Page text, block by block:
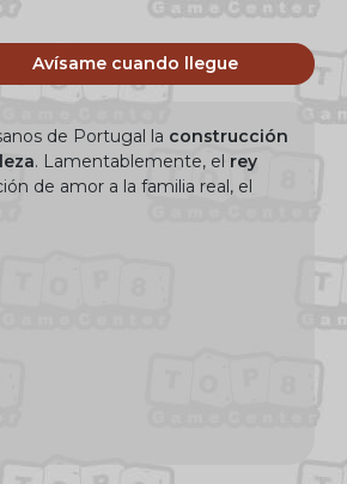
Avísame cuando llegue
de Portugal la construcción
. Lamentablemente, el rey
de amor a la familia real, el